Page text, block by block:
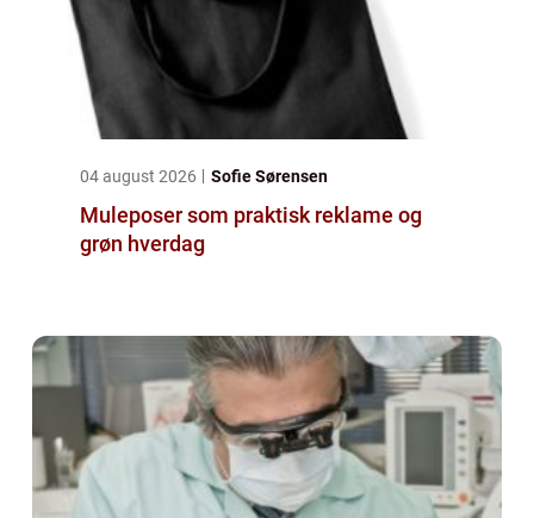
04 august 2026 Sofie Sørensen
Muleposer som praktisk reklame og
grøn hverdag